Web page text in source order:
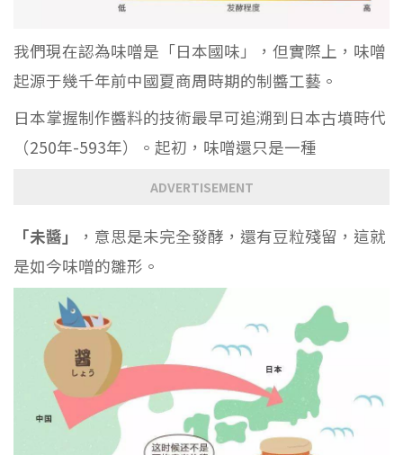
我們現在認為味噌是「日本國味」，但實際上，味噌
起源于幾千年前中國夏商周時期的制醬工藝。
日本掌握制作醬料的技術最早可追溯到日本古墳時代
（250年-593年）。起初，味噌還只是一種
ADVERTISEMENT
「未醬」
，意思是未完全發酵，還有豆粒殘留，這就
是如今味噌的雛形。